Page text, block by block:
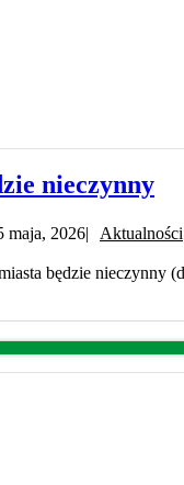
nieczynny
maja, 2026| Aktualności
będzie nieczynny